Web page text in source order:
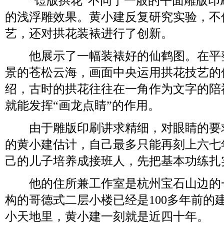
的浅浮雕效果。黄小建反复研究实验，
艺，还对拱花装裱进行了创新。
他展示了一幅装裱好的仙鹤图。在平
景的苍松云海，画面中央运用拱花技艺
绍，古时的拱花往往在一角作为文字的
就能发挥“画龙点睛”的作用。
由于雕版印刷讲求精细，对眼睛的要
的黄小建估计，自己最多只能再刻上六
己的儿子培养成接班人，先把基本功练
他的住所兼工作室是杭州宝石山边的
构的哥德式二层小楼已经是100多年前的
小天地里，黄小建一刻就是近四十年。